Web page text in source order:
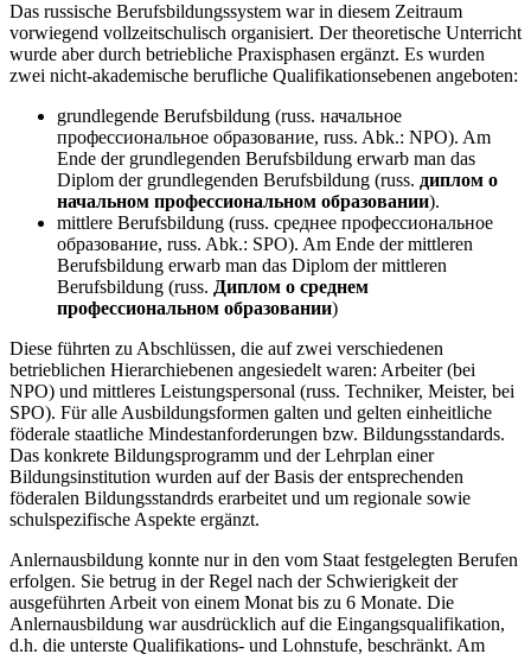
Das russische Berufsbildungssystem war in diesem Zeitraum
vorwiegend vollzeitschulisch organisiert. Der theoretische Unterricht
wurde aber durch betriebliche Praxisphasen ergänzt. Es wurden
zwei nicht-akademische berufliche Qualifikationsebenen angeboten:
grundlegende Berufsbildung (russ. начальное
профессиональное образование, russ. Abk.: NPO). Am
Ende der grundlegenden Berufsbildung erwarb man das
Diplom der grundlegenden Berufsbildung (russ. диплом о
начальном профессиональном образовании).
mittlere Berufsbildung (russ. среднее профессиональное
образование, russ. Abk.: SPO). Am Ende der mittleren
Berufsbildung erwarb man das Diplom der mittleren
Berufsbildung (russ. Диплом о среднем
профессиональном образовании)
Diese führten zu Abschlüssen, die auf zwei verschiedenen
betrieblichen Hierarchiebenen angesiedelt waren: Arbeiter (bei
NPO) und mittleres Leistungspersonal (russ. Techniker, Meister, bei
SPO). Für alle Ausbildungsformen galten und gelten einheitliche
föderale staatliche Mindestanforderungen bzw. Bildungsstandards.
Das konkrete Bildungsprogramm und der Lehrplan einer
Bildungsinstitution wurden auf der Basis der entsprechenden
föderalen Bildungsstandrds erarbeitet und um regionale sowie
schulspezifische Aspekte ergänzt.
Anlernausbildung konnte nur in den vom Staat festgelegten Berufen
erfolgen. Sie betrug in der Regel nach der Schwierigkeit der
ausgeführten Arbeit von einem Monat bis zu 6 Monate. Die
Anlernausbildung war ausdrücklich auf die Eingangsqualifikation,
d.h. die unterste Qualifikations- und Lohnstufe, beschränkt. Am